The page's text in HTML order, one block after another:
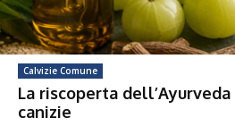
Calvizie Comune
La riscoperta
canizie